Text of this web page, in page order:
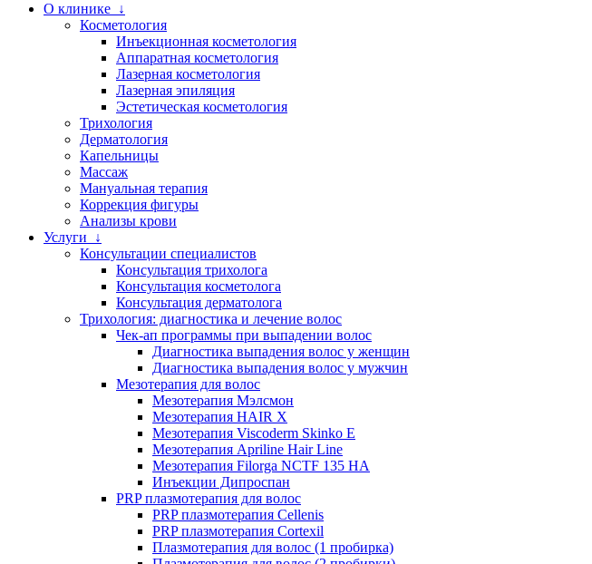
О клинике ↓
Косметология
Инъекционная косметология
Аппаратная косметология
Лазерная косметология
Лазерная эпиляция
Эстетическая косметология
Трихология
Дерматология
Капельницы
Массаж
Мануальная терапия
Коррекция фигуры
Анализы крови
Услуги ↓
Консультации специалистов
Консультация трихолога
Консультация косметолога
Консультация дерматолога
Трихология: диагностика и лечение волос
Чек-ап программы при выпадении волос
Диагностика выпадения волос у женщин
Диагностика выпадения волос у мужчин
Мезотерапия для волос
Мезотерапия Мэлсмон
Мезотерапия HAIR X
Мезотерапия Viscoderm Skinko E
Мезотерапия Apriline Hair Line
Мезотерапия Filorga NCTF 135 HA
Инъекции Дипроспан
PRP плазмотерапия для волос
PRP плазмотерапия Cellenis
PRP плазмотерапия Cortexil
Плазмотерапия для волос (1 пробирка)